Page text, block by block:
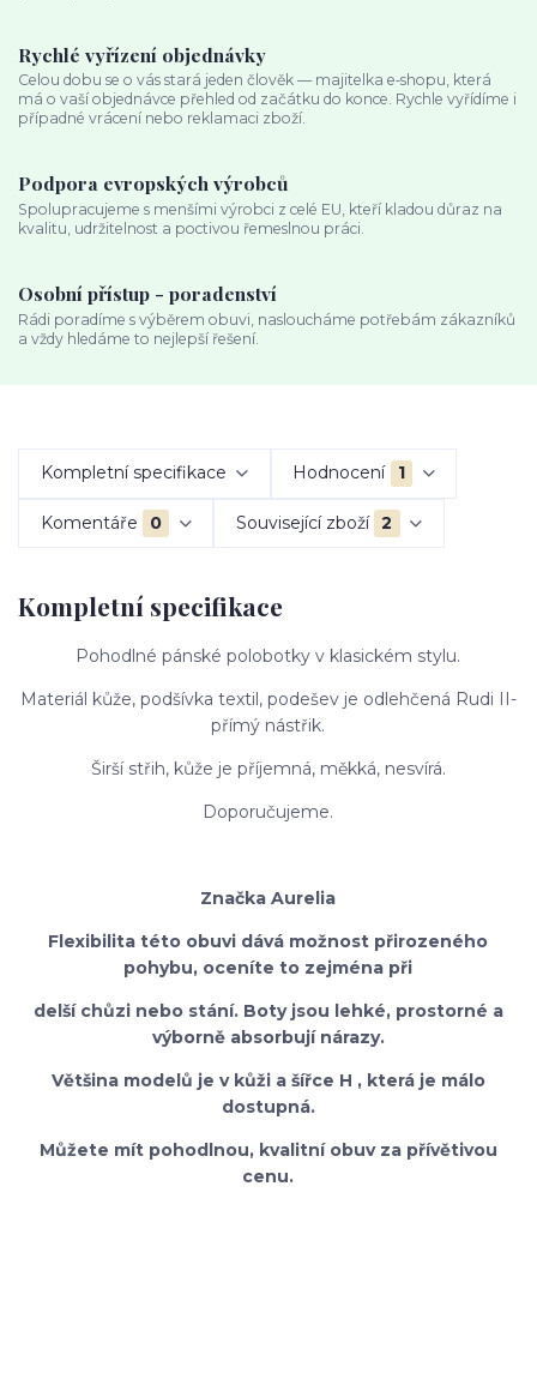
Rychlé vyřízení objednávky
Celou dobu se o vás stará jeden člověk — majitelka e‑shopu, která
má o vaší objednávce přehled od začátku do konce. Rychle vyřídíme i
případné vrácení nebo reklamaci zboží.
Podpora evropských výrobců
Spolupracujeme s menšími výrobci z celé EU, kteří kladou důraz na
kvalitu, udržitelnost a poctivou řemeslnou práci.
Osobní přístup - poradenství
Rádi poradíme s výběrem obuvi, nasloucháme potřebám zákazníků
a vždy hledáme to nejlepší řešení.
Kompletní specifikace Hodnocení 1
Komentáře 0 Související zboží 2
Kompletní specifikace
Pohodlné pánské polobotky v klasickém stylu.
Materiál kůže, podšívka textil, podešev je odlehčená Rudi II-
přímý nástřik.
Širší střih, kůže je příjemná, měkká, nesvírá.
Doporučujeme.
Značka Aurelia
Flexibilita této obuvi dává možnost přirozeného
pohybu, oceníte to zejména při
delší chůzi nebo stání. Boty jsou lehké, prostorné a
výborně absorbují nárazy.
Většina modelů je v kůži a šířce H , která je málo
dostupná.
Můžete mít pohodlnou, kvalitní obuv za přívětivou
cenu.